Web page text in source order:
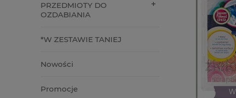
PRZEDMIOTY DO
OZDABIANIA
*W ZESTAWIE TANIEJ
Nowości
Promocje